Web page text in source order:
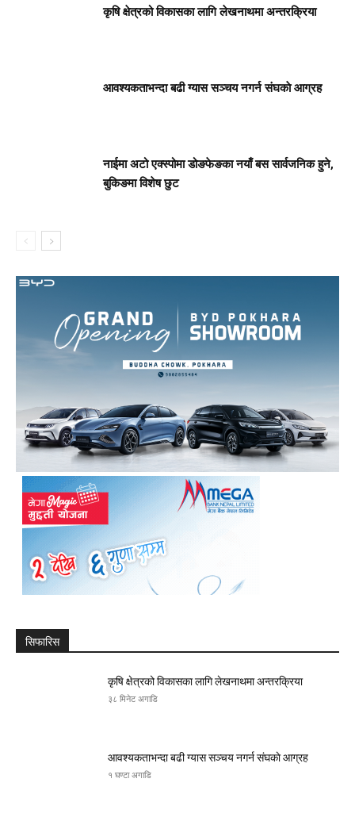
कृषि क्षेत्रको विकासका लागि लेखनाथमा अन्तरक्रिया
आवश्यकताभन्दा बढी ग्यास सञ्चय नगर्न संघकाे आग्रह
नाईमा अटो एक्स्पोमा डोङफेङका नयाँ बस सार्वजनिक हुने,
बुकिङमा विशेष छुट
सिफारिस
कृषि क्षेत्रको विकासका लागि लेखनाथमा अन्तरक्रिया
३८ मिनेट अगाडि
आवश्यकताभन्दा बढी ग्यास सञ्चय नगर्न संघकाे आग्रह
१ घण्टा अगाडि